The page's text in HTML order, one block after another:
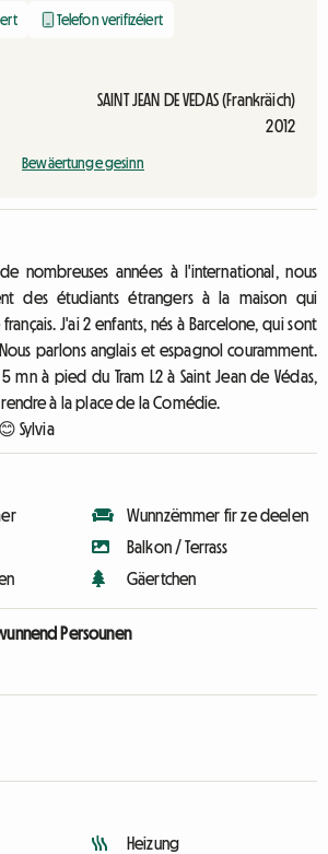
Telefon verifizéiert
SAINT JEAN DE VEDAS (Frankräich)
2012
Bewäertunge gesinn
nombreuses années à l'international, nous
des étudiants étrangers à la maison qui
J'ai 2 enfants, nés à Barcelone, qui sont
parlons anglais et espagnol couramment.
mn à pied du Tram L2 à Saint Jean de Védas,
à la place de la Comédie.
Sylvia
Wunnzëmmer fir ze deelen
Balkon / Terrass
Gäertchen
Persounen
Heizung